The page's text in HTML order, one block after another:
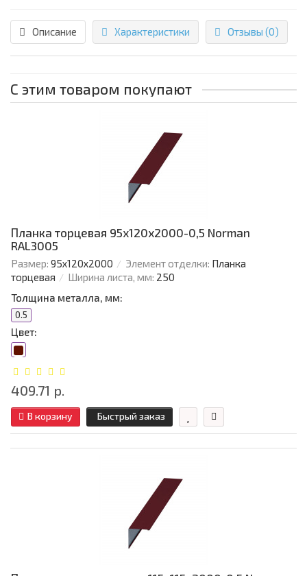
Описание Характеристики Отзывы (0)
С этим товаром покупают
Планка торцевая 95х120х2000-0,5 Norman
RAL3005
Размер: 95х120х2000 Элемент отделки: Планка
торцевая
Ширина листа, мм: 250
Толщина металла, мм:
0.5
Цвет:
409.71 р.
В корзину Быстрый заказ